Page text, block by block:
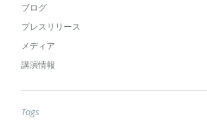
ブログ
プレスリリース
メディア
講演情報
Tags